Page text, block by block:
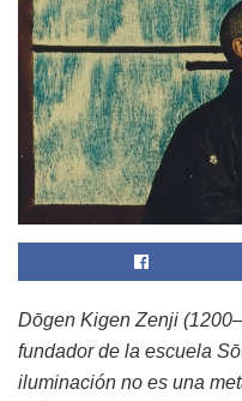
Dōgen Kigen Zenji
fundador de la escuela
iluminación no es una